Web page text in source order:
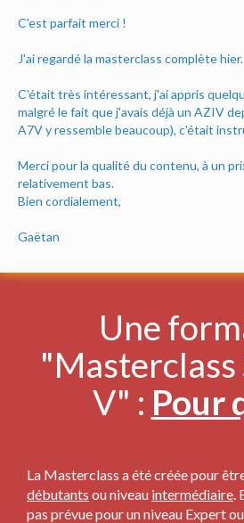
C'est parfait merci !
J'ai regardé la masterclass complète hier.
C'était très intéressant, j'ai appris
malgré le fait que j'avais déjà un AZIV
A7V y ressemble beaucoup), c'était
Merci pour la qualité du contenu, à un
relativement bas.
Bien cordialement,
Gaëtan
Une
"Masterclass
V" : Pour
La Masterclass a été créée pour
débutants ou niveau intermédiaire.
pas prévue pour un niveau Expert